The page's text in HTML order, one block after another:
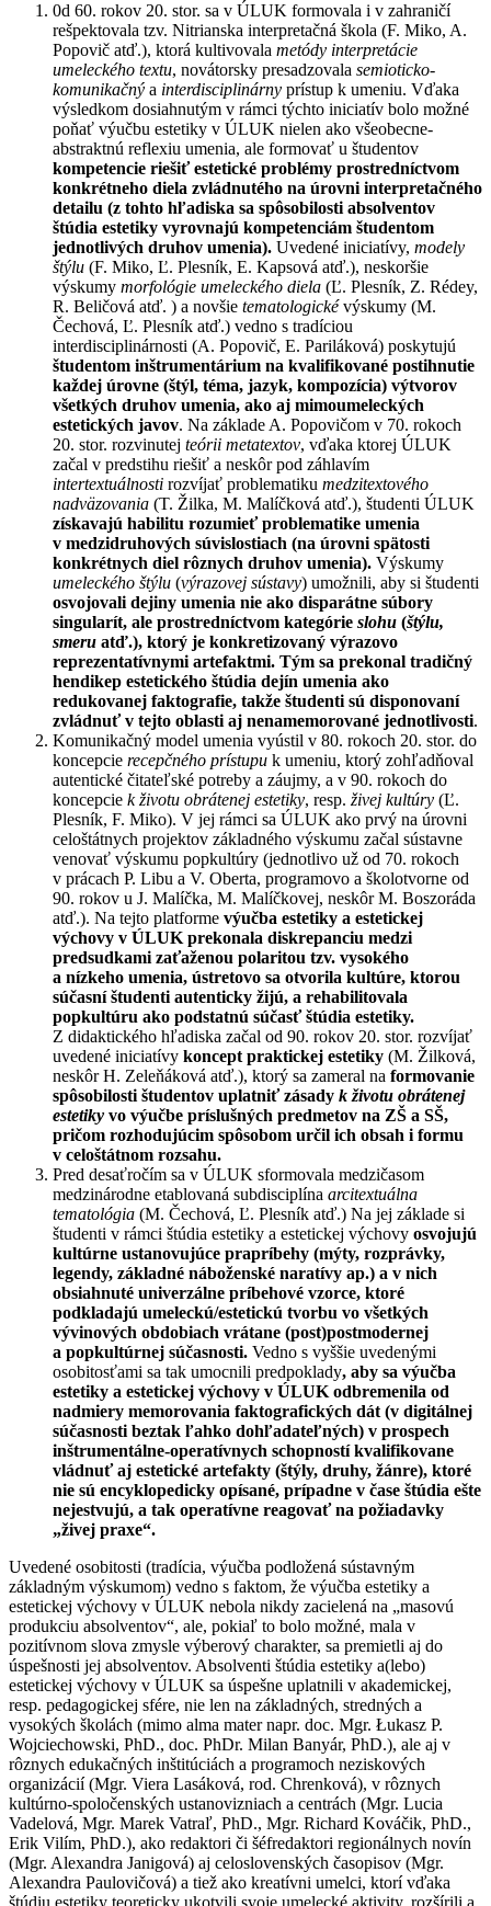
0d 60. rokov 20. stor. sa v ÚLUK formovala i v zahraničí
rešpektovala tzv. Nitrianska interpretačná škola (F. Miko, A.
Popovič atď.), ktorá kultivovala metódy interpretácie
umeleckého textu, novátorsky presadzovala semioticko-
komunikačný a interdisciplinárny prístup k umeniu. Vďaka
výsledkom dosiahnutým v rámci týchto iniciatív bolo možné
poňať výučbu estetiky v ÚLUK nielen ako všeobecne-
abstraktnú reflexiu umenia, ale formovať u študentov
kompetencie riešiť estetické problémy prostredníctvom
konkrétneho diela zvládnutého na úrovni interpretačného
detailu (z tohto hľadiska sa spôsobilosti absolventov
štúdia estetiky vyrovnajú kompetenciám študentom
jednotlivých druhov umenia). Uvedené iniciatívy, modely
štýlu (F. Miko, Ľ. Plesník, E. Kapsová atď.), neskoršie
výskumy morfológie umeleckého diela (Ľ. Plesník, Z. Rédey,
R. Beličová atď. ) a novšie tematologickévýskumy (M.
Čechová, Ľ. Plesník atď.) vedno s tradíciou
interdisciplinárnosti (A. Popovič, E. Pariláková) poskytujú
študentom inštrumentárium na kvalifikované postihnutie
každej úrovne (štýl, téma, jazyk, kompozícia) výtvorov
všetkých druhov umenia, ako aj mimoumeleckých
estetických javov. Na základe A. Popovičom v 70. rokoch
20. stor. rozvinutej teórii metatextov, vďaka ktorej ÚLUK
začal v predstihu riešiť a neskôr pod záhlavím
intertextuálnosti rozvíjať problematiku medzitextového
nadväzovania (T. Žilka, M. Malíčková atď.), študenti ÚLUK
získavajú habilitu rozumieť problematike umenia
v medzidruhových súvislostiach (na úrovni spätosti
konkrétnych diel rôznych druhov umenia). Výskumy
umeleckého štýlu (výrazovej sústavy) umožnili, aby si študenti
osvojovali dejiny umenia nie ako disparátne súbory
singularít, ale prostredníctvom kategórie slohu (štýlu,
smeru atď.), ktorý je konkretizovaný výrazovo
reprezentatívnymi artefaktmi. Tým sa prekonal tradičný
hendikep estetického štúdia dejín umenia ako
redukovanej faktografie, takže študenti sú disponovaní
zvládnuť v tejto oblasti aj nenamemorované jednotlivosti.
Komunikačný model umenia vyústil v 80. rokoch 20. stor. do
koncepcie recepčného prístupu k umeniu, ktorý zohľadňoval
autentické čitateľské potreby a záujmy, a v 90. rokoch do
koncepcie k životu obrátenej estetiky, resp. živej kultúry (Ľ.
Plesník, F. Miko). V jej rámci sa ÚLUK ako prvý na úrovni
celoštátnych projektov základného výskumu začal sústavne
venovať výskumu popkultúry (jednotlivo už od 70. rokoch
v prácach P. Libu a V. Oberta, programovo a školotvorne od
90. rokov u J. Malíčka, M. Malíčkovej, neskôr M. Boszoráda
atď.). Na tejto platforme výučba estetiky a estetickej
výchovy v ÚLUK prekonala diskrepanciu medzi
predsudkami zaťaženou polaritou tzv. vysokého
a nízkeho umenia, ústretovo sa otvorila kultúre, ktorou
súčasní študenti autenticky žijú, a rehabilitovala
popkultúru ako podstatnú súčasť štúdia estetiky.
Z didaktického hľadiska začal od 90. rokov 20. stor. rozvíjať
uvedené iniciatívy koncept praktickej estetiky (M. Žilková,
neskôr H. Zeleňáková atď.), ktorý sa zameral na formovanie
spôsobilosti študentov uplatniť zásady k životu obrátenej
estetiky vo výučbe príslušných predmetov na ZŠ a SŠ,
pričom rozhodujúcim spôsobom určil ich obsah i formu
v celoštátnom rozsahu.
Pred desaťročím sa v ÚLUK sformovala medzičasom
medzinárodne etablovaná subdisciplína arcitextuálna
tematológia (M. Čechová, Ľ. Plesník atď.) Na jej základe si
študenti v rámci štúdia estetiky a estetickej výchovy osvojujú
kultúrne ustanovujúce prapríbehy (mýty, rozprávky,
legendy, základné náboženské naratívy ap.) a v nich
obsiahnuté univerzálne príbehové vzorce, ktoré
podkladajú umeleckú/estetickú tvorbu vo všetkých
vývinových obdobiach vrátane (post)postmodernej
a popkultúrnej súčasnosti. Vedno s vyššie uvedenými
osobitosťami sa tak umocnili predpoklady, aby sa výučba
estetiky a estetickej výchovy v ÚLUK odbremenila od
nadmiery memorovania faktografických dát (v digitálnej
súčasnosti beztak ľahko dohľadateľných) v prospech
inštrumentálne-operatívnych schopností kvalifikovane
vládnuť aj estetické artefakty (štýly, druhy, žánre), ktoré
nie sú encyklopedicky opísané, prípadne v čase štúdia ešte
nejestvujú, a tak operatívne reagovať na požiadavky
„živej praxe“.
Uvedené osobitosti (tradícia, výučba podložená sústavným
základným výskumom) vedno s faktom, že výučba estetiky a
estetickej výchovy v ÚLUK nebola nikdy zacielená na „masovú
produkciu absolventov“, ale, pokiaľ to bolo možné, mala v
pozitívnom slova zmysle výberový charakter, sa premietli aj do
úspešnosti jej absolventov. Absolventi štúdia estetiky a(lebo)
estetickej výchovy v ÚLUK sa úspešne uplatnili v akademickej,
resp. pedagogickej sfére, nie len na základných, stredných a
vysokých školách (mimo alma mater napr. doc. Mgr. Łukasz P.
Wojciechowski, PhD., doc. PhDr. Milan Banyár, PhD.), ale aj v
rôznych edukačných inštitúciách a programoch neziskových
organizácií (Mgr. Viera Lasáková, rod. Chrenková), v rôznych
kultúrno-spoločenských ustanovizniach a centrách (Mgr. Lucia
Vadelová, Mgr. Marek Vatraľ, PhD., Mgr. Richard Kováčik, PhD.,
Erik Vilím, PhD.), ako redaktori či šéfredaktori regionálnych novín
(Mgr. Alexandra Janigová) aj celoslovenských časopisov (Mgr.
Alexandra Paulovičová) a tiež ako kreatívni umelci, ktorí vďaka